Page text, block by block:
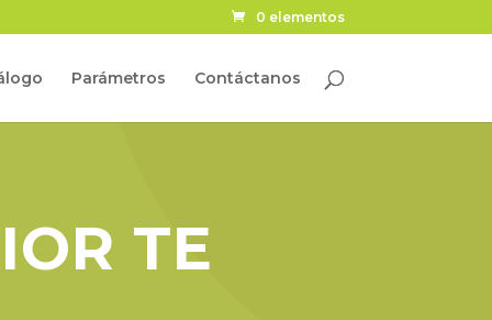
0 elementos
Parámetros Contáctanos
TE